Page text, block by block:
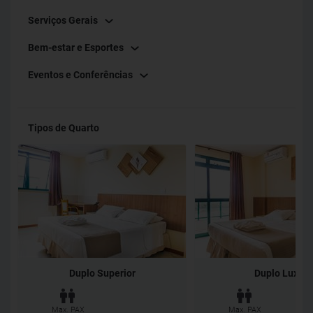
Serviços Gerais
Bem-estar e Esportes
Eventos e Conferências
Tipos de Quarto
Duplo Superior
Max. PAX
Duplo Luxo
Max. PAX